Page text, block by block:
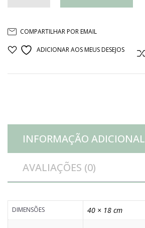
bolo
quantidade
COMPARTILHAR POR EMAIL
ADICIONAR AOS MEUS DESEJOS
INFORMAÇÃO ADICIONAL
AVALIAÇÕES (0)
DIMENSÕES 40 × 18 cm